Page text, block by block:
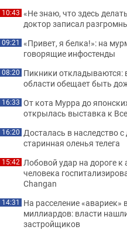
10:43 «Не знаю, что здесь
доктор записал
09:21 «Привет, я белка!»: на
говорящие инфостенды
08:20 Пикники откладываются:
области обещает быть
16:33 От кота Мурра до
открылась выставка к
16:20 Досталась в наследство
старинная оленья телега
15:42 Лобовой удар на дороге
человека
Changan
14:31 На расселение
миллиардов: власти
застройщиков